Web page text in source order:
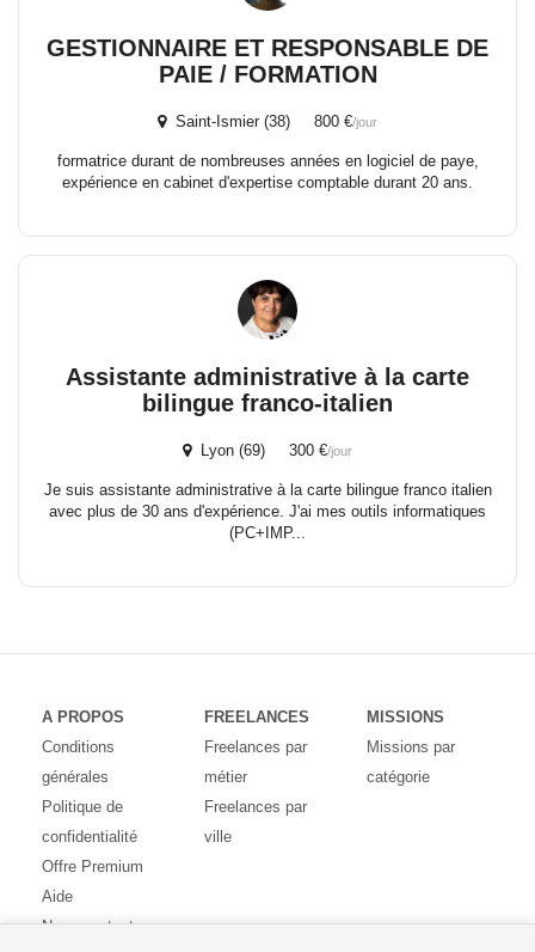
GESTIONNAIRE ET RESPONSABLE DE
PAIE / FORMATION
Saint-Ismier (38) 800 €/jour
formatrice durant de nombreuses années en logiciel de paye,
expérience en cabinet d'expertise comptable durant 20 ans.
Assistante administrative à la carte
bilingue franco-italien
Lyon (69) 300 €/jour
Je suis assistante administrative à la carte bilingue franco italien
avec plus de 30 ans d'expérience. J'ai mes outils informatiques
(PC+IMP...
A PROPOS
Conditions
générales
Politique de
confidentialité
Offre Premium
Aide
Nous contacter
FREELANCES
Freelances par
métier
Freelances par
ville
MISSIONS
Missions par
catégorie